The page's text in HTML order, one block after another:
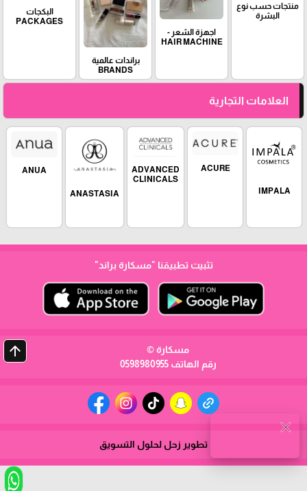
close
منتجات حسب نوع
البشرة
اجهزة الشعر -
HAIR MACHINE
براندات عالمية
BRANDS
البكجات
PACKAGES
العلامات التجارية
IMPALA
ACURE
ADVANCED
CLINICALS
ANASTASIA
ANUA
تثبيت تطبيقنا "مسكارة براند"
مسكارة ©
رقم الهاتف 0598980955
arrow_upward
تطوير زحل لحلول التسويق